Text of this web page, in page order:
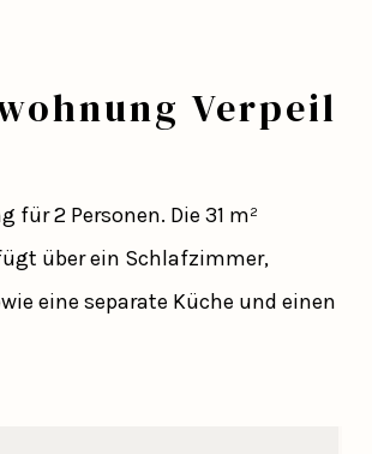
Verpeil
für 2 Personen. Die 31 m²
über ein Schlafzimmer,
eine separate Küche und einen